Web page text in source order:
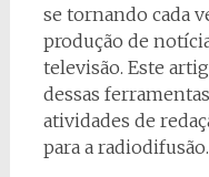
se tornando cada
produção de
televisão. Este
dessas
atividades de
para a radiodifusão.